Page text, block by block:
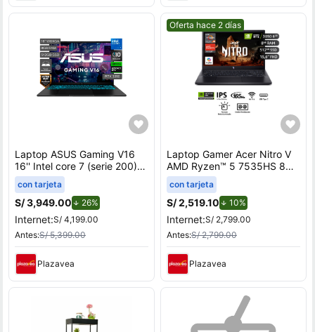
Laptop ASUS Gaming V16
16'' Intel core 7 (serie 200)
8GB 512GB SSD RTX3050
V3607VJ-TK286W
con tarjeta
S/ 3,949.00 26%
Internet:S/ 4,199.00
Antes:S/ 5,399.00
Plazavea
Mejor precio.
Oferta hace 2 días
Laptop Gamer Acer Nitro V
AMD Ryzen™ 5 7535HS 8GB
RAM 512GB SSD 15.6"" RTX
3050
con tarjeta
S/ 2,519.10 10%de descuento.
Internet:S/ 2,799.00
Antes:S/ 2,799.00
Plazavea